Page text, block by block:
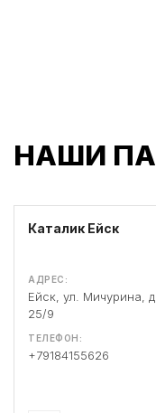
НАШИ
Каталик Ейск
АДРЕС:
Ейск, ул. Мичурина, д.
25/9
ТЕЛЕФОН:
+79184155626